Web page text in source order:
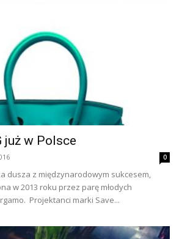
już w Polsce
0
dusza z międzynarodowym sukcesem,
w 2013 roku przez parę młodych
Projektanci marki Save...